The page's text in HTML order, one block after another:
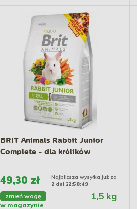
BRIT Animals Rabbit Junior
Complete - dla królików
49,30 zł
Najbliższa wysyłka już za
2 dni 22:58:48
zmień wagę 1,5 kg
w magazynie